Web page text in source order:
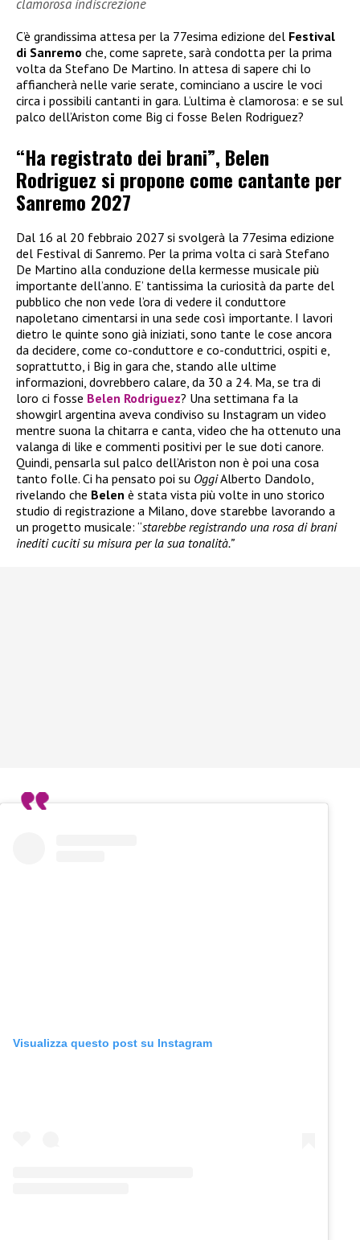
clamorosa indiscrezione
C’è grandissima attesa per la 77esima edizione del Festival
di Sanremo che, come saprete, sarà condotta per la prima
volta da Stefano De Martino. In attesa di sapere chi lo
affiancherà nelle varie serate, cominciano a uscire le voci
circa i possibili cantanti in gara. L’ultima è clamorosa: e se sul
palco dell’Ariston come Big ci fosse Belen Rodriguez?
“Ha registrato dei brani”, Belen
Rodriguez si propone come cantante per
Sanremo 2027
Dal 16 al 20 febbraio 2027 si svolgerà la 77esima edizione
del Festival di Sanremo. Per la prima volta ci sarà Stefano
De Martino alla conduzione della kermesse musicale più
importante dell’anno. E’ tantissima la curiosità da parte del
pubblico che non vede l’ora di vedere il conduttore
napoletano cimentarsi in una sede così importante. I lavori
dietro le quinte sono già iniziati, sono tante le cose ancora
da decidere, come co-conduttore e co-conduttrici, ospiti e,
soprattutto, i Big in gara che, stando alle ultime
informazioni, dovrebbero calare, da 30 a 24. Ma, se tra di
loro ci fosse Belen Rodriguez? Una settimana fa la
showgirl argentina aveva condiviso su Instagram un video
mentre suona la chitarra e canta, video che ha ottenuto una
valanga di like e commenti positivi per le sue doti canore.
Quindi, pensarla sul palco dell’Ariston non è poi una cosa
tanto folle. Ci ha pensato poi su OggiAlberto Dandolo,
rivelando che Belen è stata vista più volte in uno storico
studio di registrazione a Milano, dove starebbe lavorando a
un progetto musicale: “starebbe registrando una rosa di brani
inediti cuciti su misura per la sua tonalità.”
Visualizza questo post su Instagram